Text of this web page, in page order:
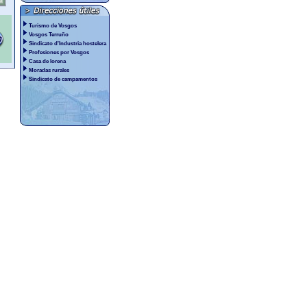
Turismo de Vosgos
Vosgos Terruño
Sindicato d'Industria hostelera
Profesiones por Vosgos
Casa de lorena
Moradas rurales
Sindicato de campamentos